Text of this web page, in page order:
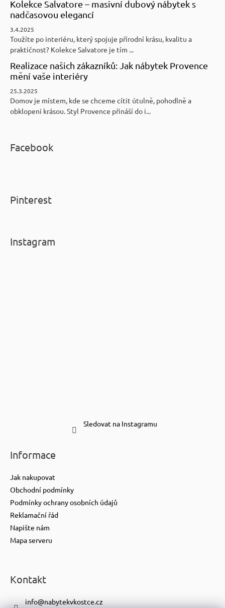
Kolekce Salvatore – masivní dubový nábytek s
nadčasovou elegancí
3.4.2025
Toužíte po interiéru, který spojuje přírodní krásu, kvalitu a
praktičnost? Kolekce Salvatore je tím ...
Realizace našich zákazníků: Jak nábytek Provence
mění vaše interiéry
25.3.2025
Domov je místem, kde se chceme cítit útulně, pohodlně a
obklopeni krásou. Styl Provence přináší do i...
Facebook
Pinterest
Instagram
Sledovat na Instagramu
Informace
Jak nakupovat
Obchodní podmínky
Podmínky ochrany osobních údajů
Reklamační řád
Napište nám
Mapa serveru
Kontakt
info@nabytekvkostce.cz